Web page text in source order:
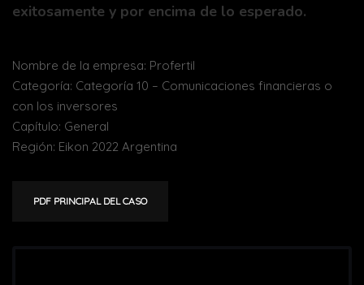
exitosamente y por encima de lo esperado.
Nombre de la empresa: Profertil
Categoría: Categoría 10 – Comunicaciones financieras o
con los inversores
Capítulo: General
Región: Eikon 2022 Argentina
PDF PRINCIPAL DEL CASO